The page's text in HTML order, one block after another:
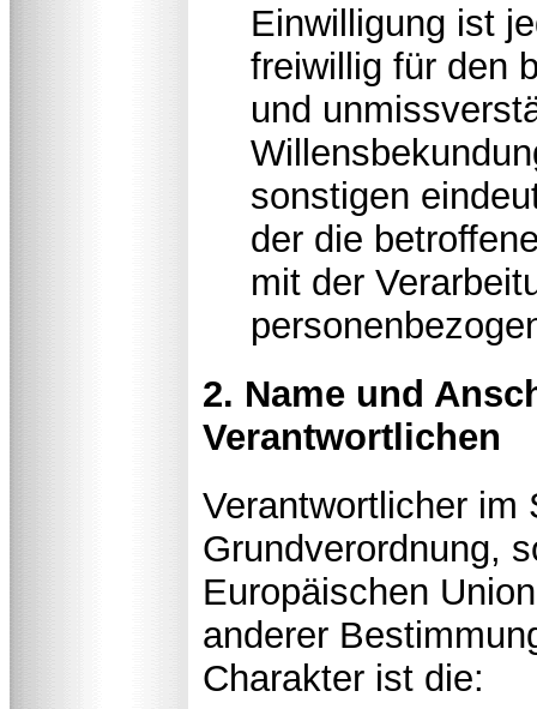
Einwilligung ist
freiwillig für den
und
sonstigen
der die
mit der
2. Name und
Verantwortlichen
Verantwortlicher im
Grundverordnung,
Europäischen
anderer
Charakter ist die: